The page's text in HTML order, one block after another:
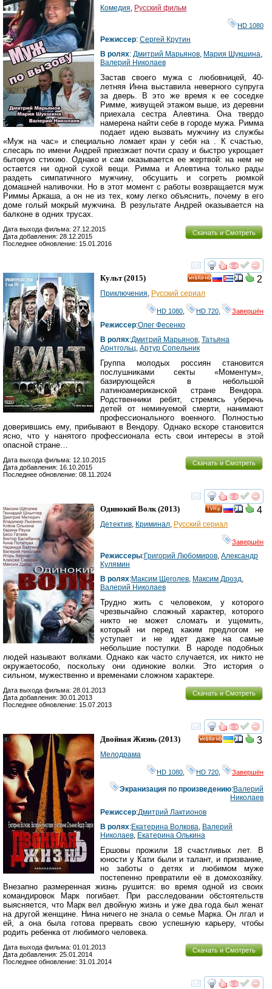
Комедия, Русский фильм
HD 1080
Режиссер: Сергей Крутин
В ролях: Дмитрий Марьянов, Мария Шукшина,
Валерий Николаев
Застав своего мужа с любовницей, 40-
летняя Инна выставила неверного супруга
за дверь. В это же время к ее соседке
Римме, живущей этажом выше, из деревни
приехала сестра Алевтина. Она твердо
намерена найти себе в городе мужа. Римма
подает идею вызвать мужчину из службы
«Муж на час» и специально ломает кран у себя на . К счастью,
слесарь по имени Андрей приезжает почти сразу и быстро укрощает
бытовую стихию. Однако и сам оказывается ее жертвой: на нем не
остается ни одной сухой вещи. Римма и Алевтина только рады
раздеть симпатичного мужчину, обсушить и согреть рюмкой
домашней наливочки. Но в этот момент с работы возвращается муж
Риммы Аркаша, а он не из тех, кому легко объяснить, почему в его
доме голый мокрый мужчина. В результате Андрей оказывается на
балконе в одних трусах.
Скачать и Смотреть
Дата выхода фильма: 27.12.2015
Дата добавления: 28.12.2015
Последнее обновление: 15.01.2016
смотреть
2
Культ(2015)
Приключения, Русский сериал
HD 1080 HD 720 Завершён
Режиссер:Олег Фесенко
В ролях:Дмитрий Марьянов, Татьяна
Арнтгольц, Артур Сопельник
Группа молодых россиян становится
послушниками секты «Моментум»,
базирующейся в небольшой
латиноамериканской стране Вендора.
Родственники ребят, стремясь уберечь
детей от неминуемой смерти, нанимают
профессионального военного. Полностью
доверившись ему, прибывают в Вендору. Однако вскоре становится
ясно, что у нанятого профессионала есть свои интересы в этой
опасной стране…
Скачать и Смотреть
Дата выхода фильма: 12.10.2015
Дата добавления: 16.10.2015
Последнее обновление: 08.11.2024
смотреть
4
Одинокий Волк(2013)
Детектив, Криминал, Русский сериал
Завершён
Режиссеры:Григорий Любомиров, Александр
Кулямин
В ролях:Максим Щеголев, Максим Дрозд,
Валерий Николаев
Трудно жить с человеком, у которого
чрезвычайно сложный характер, которого
никто не может сломать и ущемить,
который ни перед каким предлогом не
уступает и не идет даже на самые
небольшие поступки. В народе подобных
людей называют волками. Однако как часто случается, их никто не
окружаетособо, поскольку они одинокие волки. Это история о
сильном, мужественно и временами сложном характере.
Скачать и Смотреть
Дата выхода фильма: 28.01.2013
Дата добавления: 30.01.2013
Последнее обновление: 15.07.2013
смотреть
3
Двойная Жизнь (2013)
Мелодрама
HD 1080 HD 720 Завершён
Экранизация по произведению:Валерий
Николаев
Режиссер:Дмитрий Лактионов
В ролях:Екатерина Волкова, Валерий
Николаев, Екатерина Олькина
Ершовы прожили 18 счастливых лет. В
юности у Кати были и талант, и призвание,
но заботы о детях и любимом муже
постепенно превратили её в домохозяйку.
Внезапно размеренная жизнь рушится: во время одной из своих
командировок Марк погибает. При расследовании обстоятельств
выясняется, что Марк вел двойную жизнь и уже два года был женат
на другой женщине. Нина ничего не знала о семье Марка. Он лгал и
ей, а она была готова прервать свою успешную карьеру, чтобы
родить ребенка от любимого человека.
Скачать и Смотреть
Дата выхода фильма: 01.01.2013
Дата добавления: 25.01.2014
Последнее обновление: 31.01.2014